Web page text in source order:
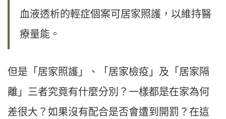
血液透析的輕症個案可居家照護，以維持醫
療量能。
但是「居家照護」、「居家檢疫」及「居家隔
離」三者究竟有什麼分別？一樣都是在家為何
差很大？如果沒有配合是否會遭到開罰？在這